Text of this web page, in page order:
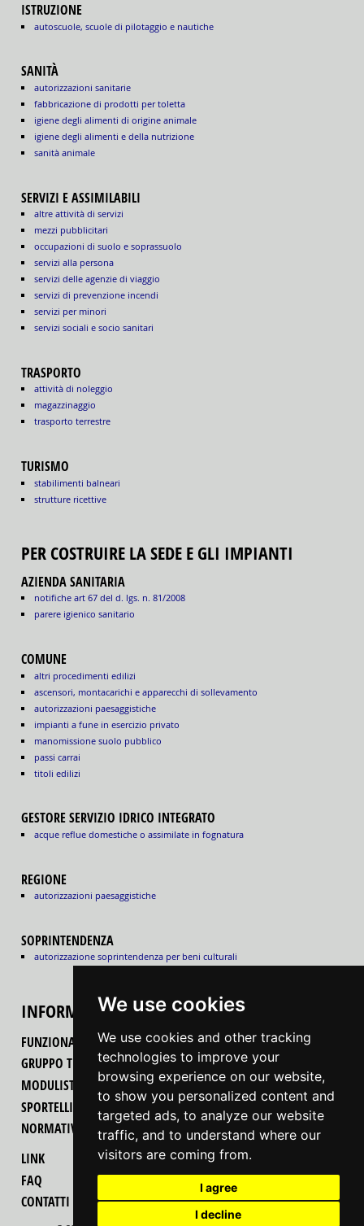
We use cookies
We use cookies and other tracking
technologies to improve your
browsing experience on our website,
to show you personalized content and
targeted ads, to analyze our website
traffic, and to understand where our
visitors are coming from.
I agree
I decline
ISTRUZIONE
autoscuole, scuole di pilotaggio e nautiche
SANITÀ
autorizzazioni sanitarie
fabbricazione di prodotti per toletta
igiene degli alimenti di origine animale
igiene degli alimenti e della nutrizione
sanità animale
SERVIZI E ASSIMILABILI
altre attività di servizi
mezzi pubblicitari
occupazioni di suolo e soprassuolo
servizi alla persona
servizi delle agenzie di viaggio
servizi di prevenzione incendi
servizi per minori
servizi sociali e socio sanitari
TRASPORTO
attività di noleggio
magazzinaggio
trasporto terrestre
TURISMO
stabilimenti balneari
strutture ricettive
PER COSTRUIRE LA SEDE E GLI IMPIANTI
AZIENDA SANITARIA
notifiche art 67 del d. lgs. n. 81/2008
parere igienico sanitario
COMUNE
altri procedimenti edilizi
ascensori, montacarichi e apparecchi di sollevamento
autorizzazioni paesaggistiche
impianti a fune in esercizio privato
manomissione suolo pubblico
passi carrai
titoli edilizi
GESTORE SERVIZIO IDRICO INTEGRATO
acque reflue domestiche o assimilate in fognatura
REGIONE
autorizzazioni paesaggistiche
SOPRINTENDENZA
autorizzazione soprintendenza per beni culturali
INFORMAZIONI
FUNZIONALITÀ DEL PORTALE
GRUPPO TECNICO REGIONALE
MODULISTICA
SPORTELLI UNICI PER LE ATTIVITÀ PRODUTTIVE
NORMATIVA
LINK
FAQ
CONTATTI